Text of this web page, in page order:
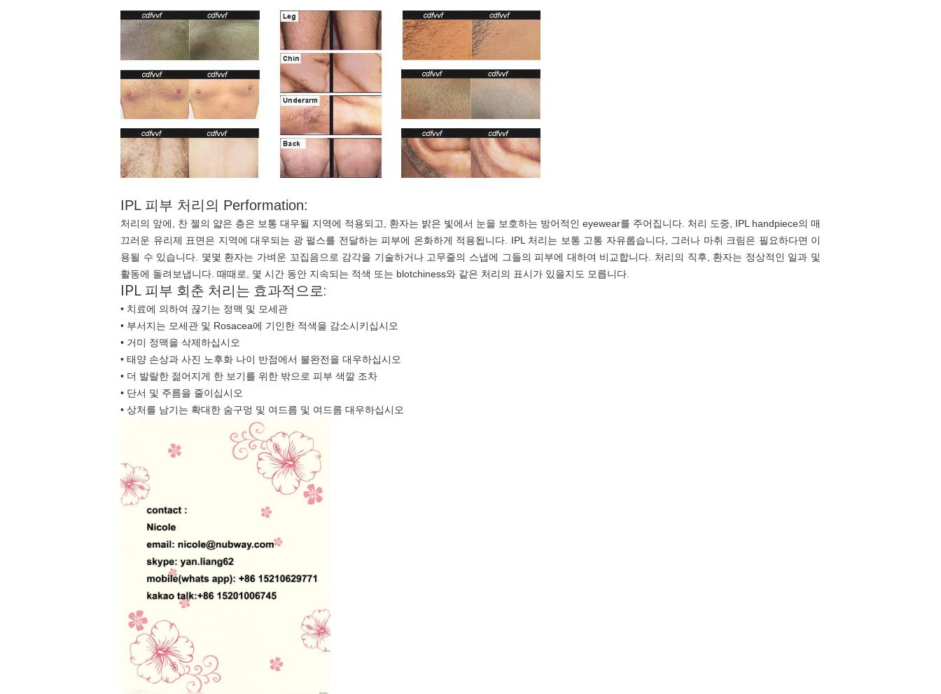
IPL 피부 처리의 Performation:
처리의 앞에, 찬 젤의 얇은 층은 보통 대우될 지역에 적용되고, 환자는 밝은 빛에서 눈을 보호하는 방어적인 eyewear를 주어집니다. 처리 도중, IPL handpiece의 매
끄러운 유리제 표면은 지역에 대우되는 광 펄스를 전달하는 피부에 온화하게 적용됩니다. IPL 처리는 보통 고통 자유롭습니다, 그러나 마취 크림은 필요하다면 이
용될 수 있습니다. 몇몇 환자는 가벼운 꼬집음으로 감각을 기술하거나 고무줄의 스냅에 그들의 피부에 대하여 비교합니다. 처리의 직후, 환자는 정상적인 일과 및
활동에 돌려보냅니다. 때때로, 몇 시간 동안 지속되는 적색 또는 blotchiness와 같은 처리의 표시가 있을지도 모릅니다.
IPL 피부 회춘 처리는 효과적으로:
• 치료에 의하여 끊기는 정맥 및 모세관
• 부서지는 모세관 및 Rosacea에 기인한 적색을 감소시키십시오
• 거미 정맥을 삭제하십시오
• 태양 손상과 사진 노후화 나이 반점에서 불완전을 대우하십시오
• 더 발랄한 젊어지게 한 보기를 위한 밖으로 피부 색깔 조차
• 단서 및 주름을 줄이십시오
• 상처를 남기는 확대한 숨구멍 및 여드름 및 여드름 대우하십시오